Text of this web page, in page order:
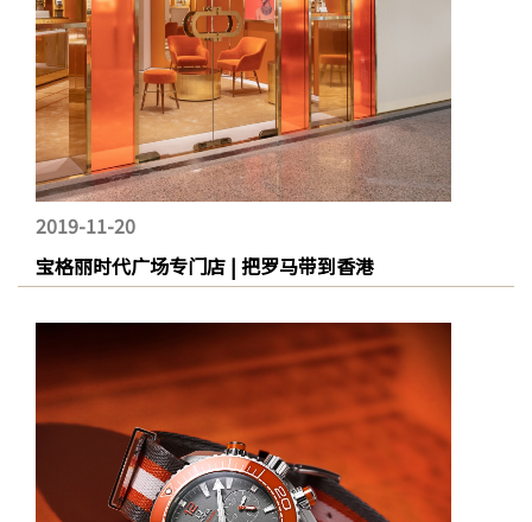
2019-11-20
宝格丽时代广场专门店 | 把罗马带到香港